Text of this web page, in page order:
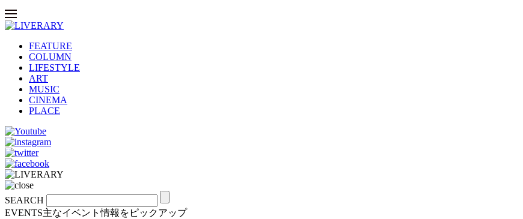
FEATURE
COLUMN
LIFESTYLE
ART
MUSIC
CINEMA
PLACE
SEARCH
EVENTS主なイベント情報をピックアップ